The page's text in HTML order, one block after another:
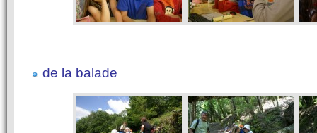
de la balade